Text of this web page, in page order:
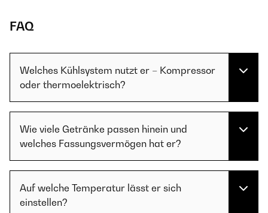
FAQ
Welches Kühlsystem nutzt er – Kompressor
oder thermoelektrisch?
Wie viele Getränke passen hinein und
welches Fassungsvermögen hat er?
Auf welche Temperatur lässt er sich
einstellen?